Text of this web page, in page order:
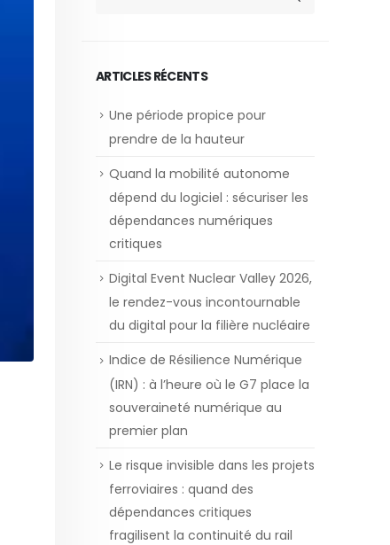
ARTICLES RÉCENTS
Une période propice pour
prendre de la hauteur
Quand la mobilité autonome
dépend du logiciel : sécuriser les
dépendances numériques
critiques
Digital Event Nuclear Valley 2026,
le rendez-vous incontournable
du digital pour la filière nucléaire
Indice de Résilience Numérique
(IRN) : à l’heure où le G7 place la
souveraineté numérique au
premier plan
Le risque invisible dans les projets
ferroviaires : quand des
dépendances critiques
fragilisent la continuité du rail